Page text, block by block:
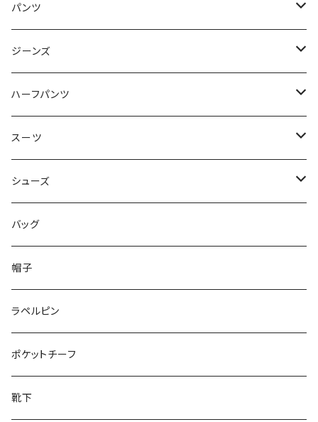
50/XL～
48/L
50/XL～
46/M
48/L
50/XL～
～44/S
46/M
48/L
50/XL～
パンツ
～44/S
46/M
48/L
50/XL～
ジーンズ
～44/S
46/M
48/L
50/XL～
ハーフパンツ
～44/S
46/M
48/L
50/XL～
スーツ
～44/S
46/M
48/L
50/XL～
シューズ
～25.5cm
26cm～
27cm～
28cm～
バッグ
帽子
ラペルピン
ポケットチーフ
靴下